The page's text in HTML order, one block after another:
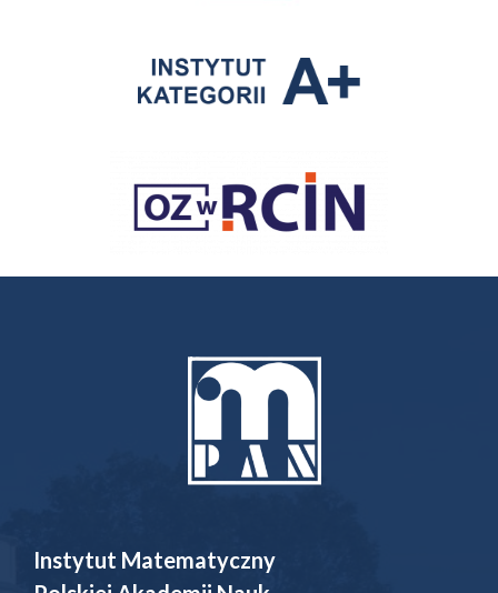
Instytut Matematyczny